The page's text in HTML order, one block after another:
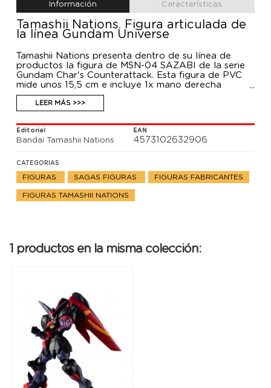
Información Características
Tamashii Nations. Figura articulada de
la línea Gundam Universe
Tamashii Nations presenta dentro de su línea de
productos la figura de MSN-04 SAZABI de la serie
Gundam Char's Counterattack. Esta figura de PVC
mide unos 15,5 cm e incluye 1x mano derecha
intercambiable, Beam Tomahawk, Beam riffle.
LEER MÁS >>>
Editorial
Bandai Tamashii Nations
EAN
4573102632906
CATEGORIAS
FIGURAS SAGAS FIGURAS FIGURAS FABRICANTES
FIGURAS TAMASHII NATIONS
1 productos en la misma colección: